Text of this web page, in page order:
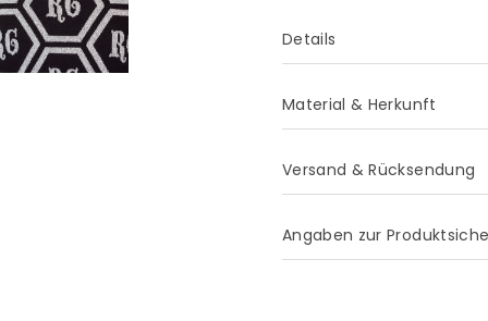
Details
Material & Herkunft
Versand & Rücksendung
Angaben zur